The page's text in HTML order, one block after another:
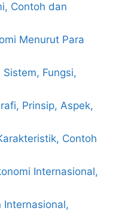
Contoh dan
Menurut Para
Fungsi,
Prinsip, Aspek,
Contoh
Internasional,
Internasional,